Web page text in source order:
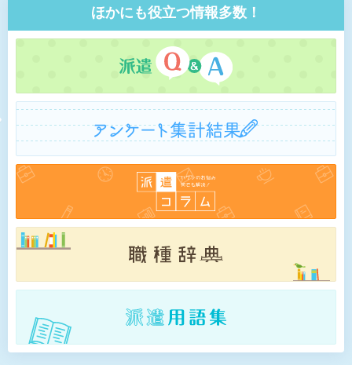
ほかにも役立つ情報多数！